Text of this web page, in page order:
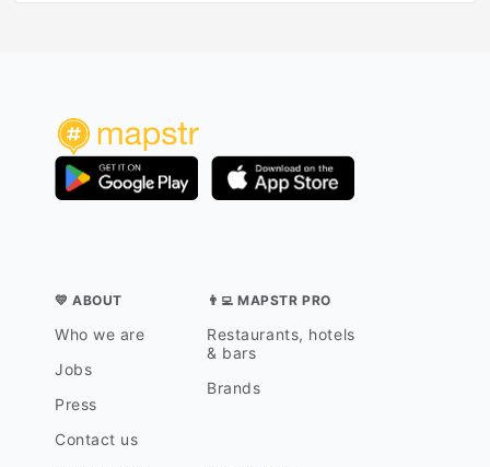
💛 ABOUT
Who we are
Jobs
Press
Contact us
👨‍💻 MAPSTR PRO
Restaurants, hotels
& bars
Brands